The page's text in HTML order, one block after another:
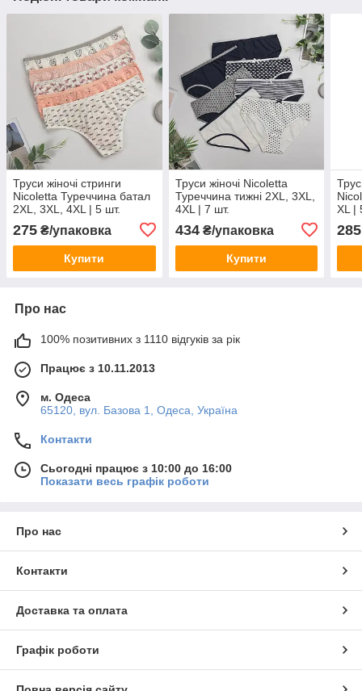
Труси жіночі стринги
Nicoletta Туреччина батал
2XL, 3XL, 4XL | 5 шт.
275 ₴/упаковка
Купити
Труси жіночі Nicoletta
Туреччина тижні 2XL, 3XL,
4XL | 7 шт.
434₴/упаковка
Купити
XL |
285
Про нас
100% позитивних з 1110 відгуків за рік
Працює з 10.11.2013
м. Одеса
65120, вул. Базова 1, Одеса, Україна
Контакти
Сьогодні працює з 10:00 до 16:00
Показати весь графік роботи
Про нас
Контакти
Доставка та оплата
Графік роботи